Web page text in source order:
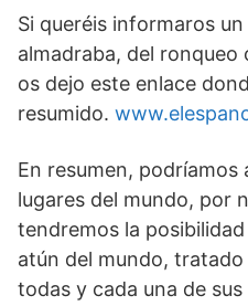
Si queréis informaros
almadraba, del ronqueo
os dejo este enlace
resumido.
En resumen,
lugares del mundo, por
tendremos la
atún del mundo, tratado
todas y cada una de